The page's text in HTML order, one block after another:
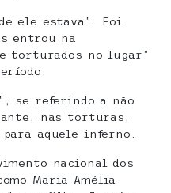
ele estava”. Foi
entrou na
torturados no lugar”
se referindo a não
nas torturas,
para aquele inferno.
nacional dos
Maria Amélia